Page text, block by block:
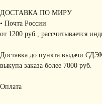
ДОСТАВКА ПО МИРУ
• Почта России
от 1200 руб., рассчитывается
Доставка до пункта выдачи
выкупа заказа более 7000 руб.
Оплата